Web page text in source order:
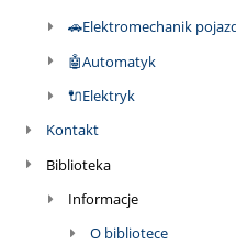
🚗Elektromechanik
🤖Automatyk
🔌Elektryk
Kontakt
Biblioteka
Informacje
O bibliotece